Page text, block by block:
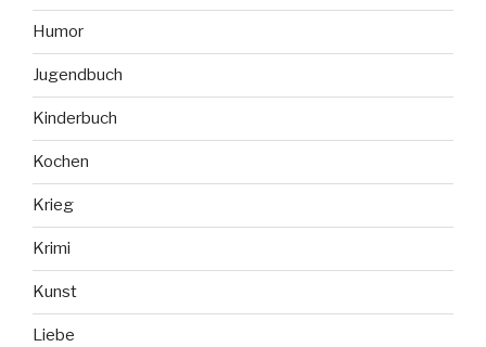
Humor
Jugendbuch
Kinderbuch
Kochen
Krieg
Krimi
Kunst
Liebe